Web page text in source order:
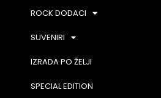
ROCK DODACI
SUVENIRI
IZRADA PO ŽELJI
SPECIAL EDITION